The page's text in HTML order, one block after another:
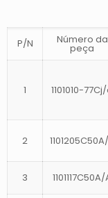
P/N Número da
peça
1 1101010-
2
3 1101117C50A/